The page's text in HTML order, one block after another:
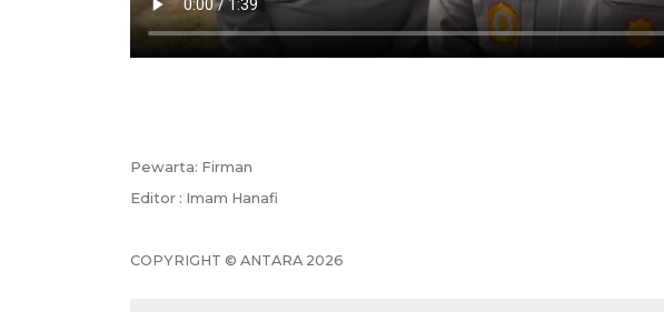
Pewarta: Firman
Editor : Imam Hanafi
COPYRIGHT © ANTARA 2026